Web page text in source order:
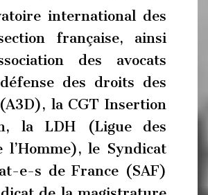
international des
française, ainsi
des avocats
des droits des
la CGT Insertion
la LDH (Ligue des
l’Homme), le Syndicat
e-s de France (SAF)